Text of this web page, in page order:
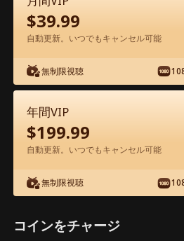
エピソード47 - 8年越し
婚へ 映画フル
46 47 48
$39.99
自動更新。いつでもキャンセル可能
無制限視聴
年間VIP
$199.99
自動更新。いつでもキャンセル可能
無制限視聴
コインをチャージ